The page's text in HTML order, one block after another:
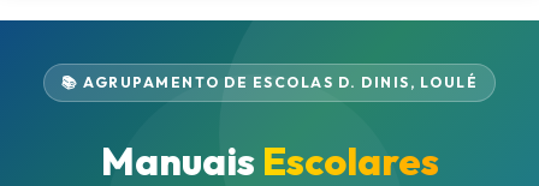
📚 AGRUPAMENTO DE ESCOLAS D. DINIS, LOULÉ
Manuais Escolares